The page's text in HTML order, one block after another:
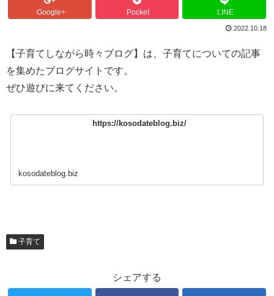
Google+ Pocket LINE
2022.10.18
【子育てしながら時々ブログ】は、子育てについての記事
を集めたブログサイトです。
ぜひ遊びに来てください。
https://kosodateblog.biz/
kosodateblog.biz
子育て
シェアする